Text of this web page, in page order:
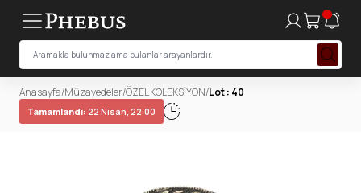
Anasayfa/Müzayedeler/ÖZEL KOLEKSİYON/Lot : 40
Tamamlandı: 22 Nisan, 22:00